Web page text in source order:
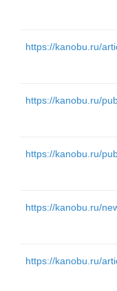
https://kanobu.ru/
https://kanobu.ru/
https://kanobu.ru/
https://kanobu.ru/
https://kanobu.ru/